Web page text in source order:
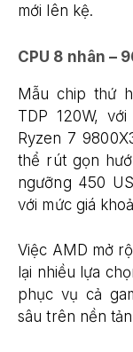
mới lên kệ.
CPU 8 nhân –
Mẫu chip thứ
TDP 120W,
Ryzen 7
thể rút gọn
ngưỡng 450
với mức giá
Việc AMD mở
lại nhiều lựa
phục vụ cả
sâu trên nền